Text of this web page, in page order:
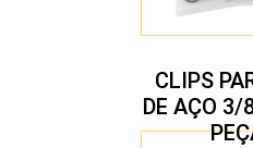
CLIPS
DE AÇO 3/